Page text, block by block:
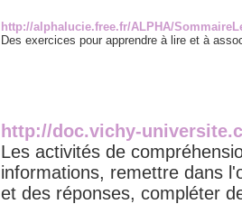
http://alphalucie.free.fr/ALPHA/
Des exercices pour apprendre à lire et à
http://doc.vichy-
Les activités de
informations, remettre dans
et des réponses, compléter